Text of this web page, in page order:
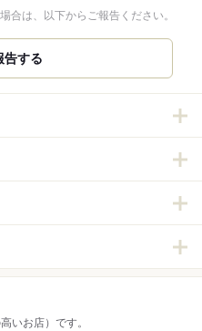
合は、以下からご報告ください。
告する
いお店）です。